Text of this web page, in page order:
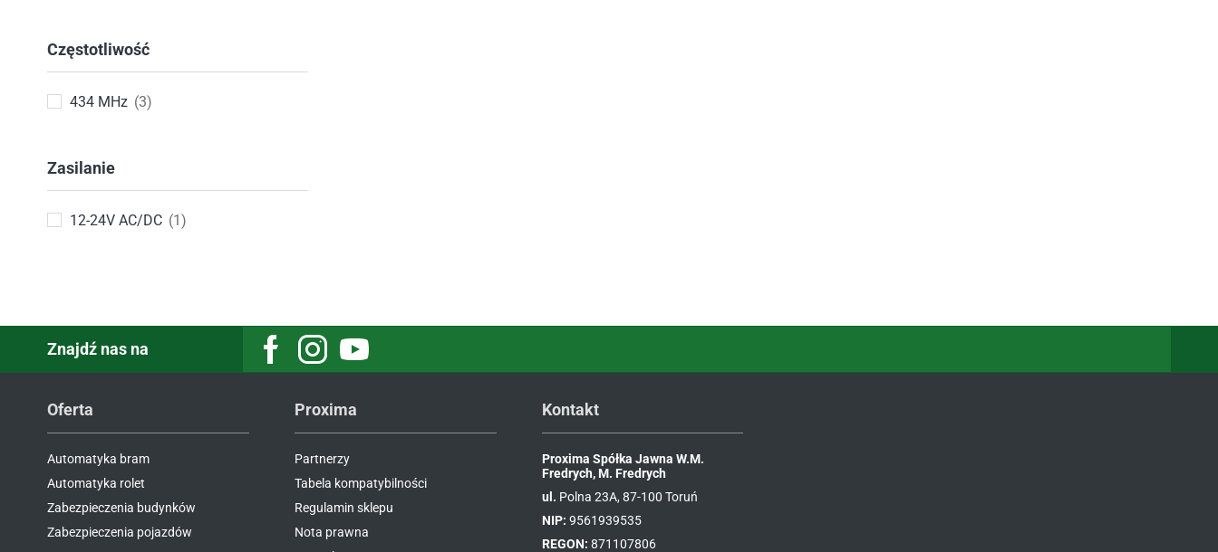
Częstotliwość
434 MHz (3)
Zasilanie
12-24V AC/DC (1)
Znajdź nas na FacebookInstagramYoutube
Oferta
Automatyka bram
Automatyka rolet
Zabezpieczenia budynków
Zabezpieczenia pojazdów
Proxima
Partnerzy
Tabela kompatybilności
Regulamin sklepu
Nota prawna
Kontakt
Proxima Spółka Jawna W.M.
Fredrych, M. Fredrych
ul. Polna 23A, 87-100 Toruń
NIP: 9561939535
REGON: 871107806